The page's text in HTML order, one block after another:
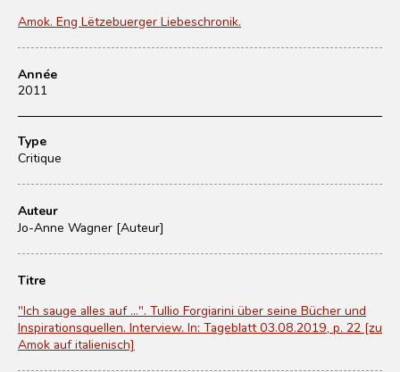
Amok. Eng Lëtzebuerger Liebeschronik.
Année
2011
Type
Critique
Auteur
Jo-Anne Wagner [Auteur]
Titre
"Ich sauge alles auf ...". Tullio Forgiarini über seine Bücher und
Inspirationsquellen. Interview. In: Tageblatt 03.08.2019, p. 22 [zu
Amok auf italienisch]